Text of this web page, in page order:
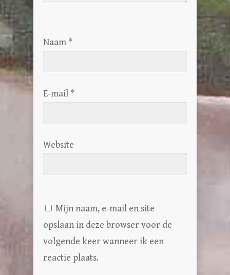
Naam *
E-mail *
Website
Mijn naam, e-mail en site
opslaan in deze browser voor de
volgende keer wanneer ik een
reactie plaats.